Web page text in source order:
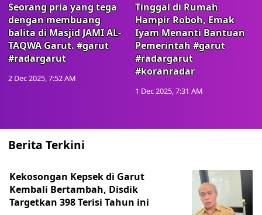
Seorang pria yang tega
dengan membuang
balita di Masjid JAMI AL-
TAQWA Garut. #garut
#radargarut
2 Dec 2025, 7:52 AM
Tinggal di Rumah
Hampir Roboh, Emak
Iyam Menanti Bantuan
Pemerintah #garut
#radargarut
#koranradar
1 Dec 2025, 7:31 AM
Berita Terkini
Kekosongan Kepsek di Garut
Kembali Bertambah, Disdik
Targetkan 398 Terisi Tahun ini